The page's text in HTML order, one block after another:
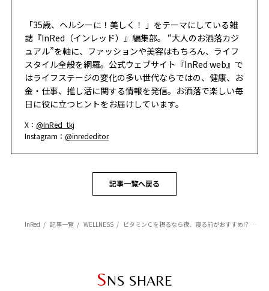
「35歳、ヘルシーに！美しく！ 」をテーマにしている雑
誌『InRed（インレッド）』編集部。 “大人のお洒落カジ
ュアル”を軸に、ファッションや美容はもちろん、ライフ
スタイル全般を網羅。公式ウェブサイト『InRed web』で
はライフステージの変化の多い世代ならではの、健康、お
金・仕事、推し活に関する情報を発信。お洒落で楽しい毎
日に役に立つヒントをお届けしています。
X：@InRed_tkj
Instagram：@inrededitor
記事一覧へ戻る
InRed 記事一覧 WELLNESS ビタミンＣを摂るなら夜、寝る前がおすすめ!? その理由は？【皮膚科医解説】
SNS SHARE